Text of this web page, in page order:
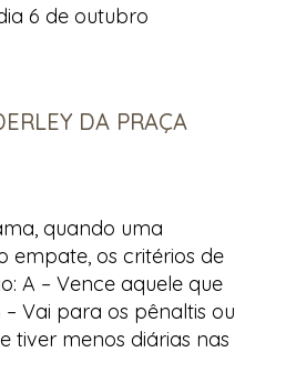
6 de outubro
DA PRAÇA
quando uma
empate, os critérios de
A – Vence aquele que
– Vai para os pênaltis ou
tiver menos diárias nas